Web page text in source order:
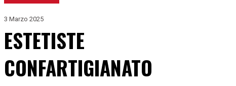
3 Marzo 2025
ESTETISTE
CONFARTIGIANATO